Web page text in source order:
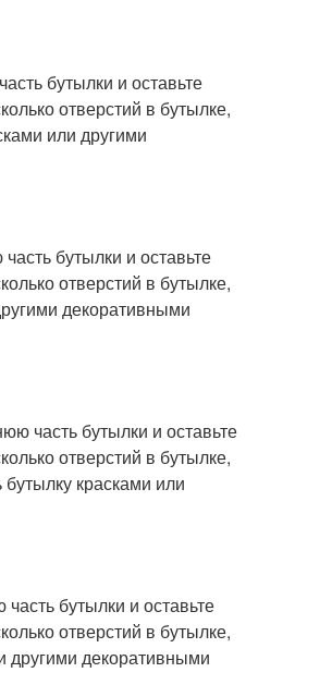
бутылки и оставьте
отверстий в бутылке,
или другими
бутылки и оставьте
отверстий в бутылке,
декоративными
часть бутылки и оставьте
отверстий в бутылке,
красками или
бутылки и оставьте
отверстий в бутылке,
другими декоративными